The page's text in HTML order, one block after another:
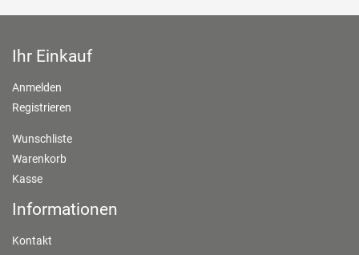
Ihr Einkauf
Anmelden
Registrieren
Wunschliste
Warenkorb
Kasse
Informationen
Kontakt